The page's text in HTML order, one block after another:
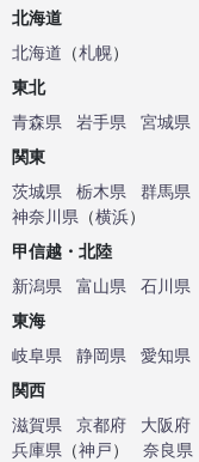
北海道
北海道 （札幌）
東北
青森県
岩手県 宮城県
関東
茨城県
栃木県 群馬県
神奈川県 （横浜）
甲信越・北陸
新潟県
富山県 石川県
東海
岐阜県
静岡県 愛知県
関西
滋賀県
京都府 大阪府
兵庫県 （神戸） 奈良県